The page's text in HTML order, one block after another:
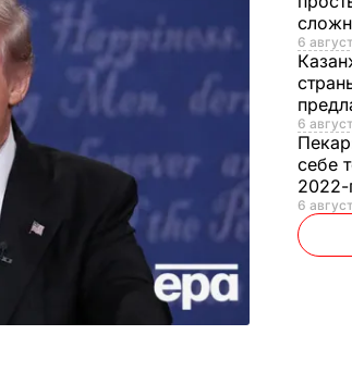
6
6
себе
2022-
6